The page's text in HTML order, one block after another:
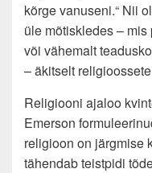
kõrge vanuseni.“ Nii
üle mõtiskledes –
või vähemalt
– äkitselt
Religiooni ajaloo
Emerson
religioon on järgmise
tähendab teistpidi